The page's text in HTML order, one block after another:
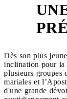
Dès son plus
inclination pour la
plusieurs groupes
mariales et
d'une grande